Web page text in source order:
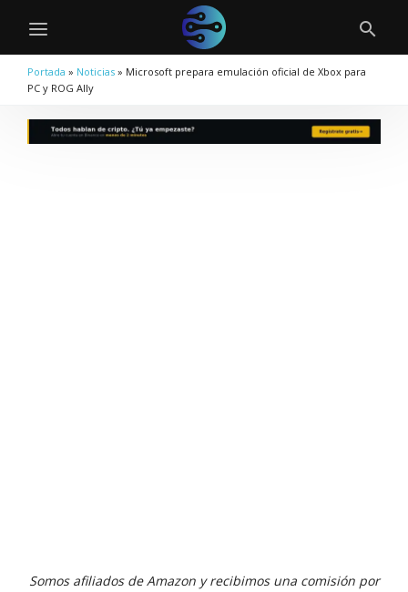
Portada » Noticias » Microsoft prepara emulación oficial de Xbox para
PC y ROG Ally
Somos afiliados de Amazon y recibimos una comisión por